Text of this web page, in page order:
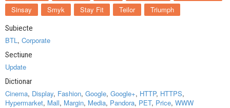
Sinsay
Smyk Stay Fit Teilor Triumph
Subiecte
BTL , Corporate
Sectiune
Update
Dictionar
Cinema, Display, Fashion, Google, Google+, HTTP, HTTPS,
Hypermarket, Mall, Margin, Media, Pandora, PET, Price, WWW